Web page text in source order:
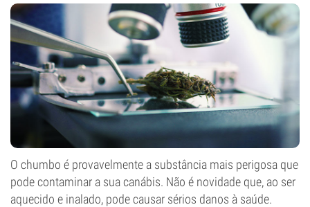
O chumbo é provavelmente a substância mais perigosa que
pode contaminar a sua canábis. Não é novidade que, ao ser
aquecido e inalado, pode causar sérios danos à saúde.